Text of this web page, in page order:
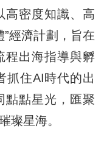
高密度知識、高
經濟計劃，旨在
程出海指導與孵
抓住AI時代的出
點點星光，匯聚
璨星海。